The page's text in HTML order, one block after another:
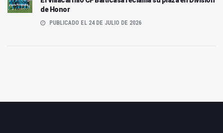
de Honor
PUBLICADO EL 24 DE JULIO DE 2026